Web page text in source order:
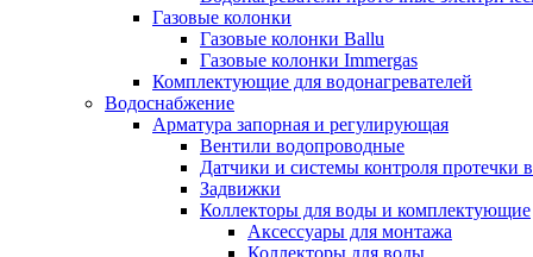
Газовые колонки
Газовые колонки Ballu
Газовые колонки Immergas
Комплектующие для водонагревателей
Водоснабжение
Арматура запорная и регулирующая
Вентили водопроводные
Датчики и системы контроля протечки
Задвижки
Коллекторы для воды и комплектующие
Аксессуары для монтажа